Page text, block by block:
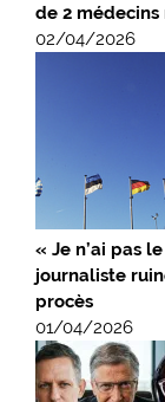
de 2
02/04/2026
« Je n’ai pas
journaliste
procès
01/04/2026